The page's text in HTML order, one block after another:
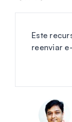
Este
reenviar